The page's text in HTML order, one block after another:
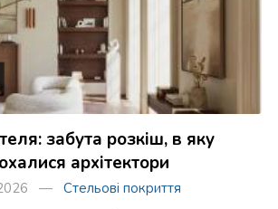
забута розкіш, в яку
архітектори
2026 — Стельові покриття